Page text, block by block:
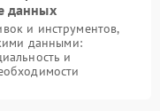
данных
и инструментов,
данными:
и